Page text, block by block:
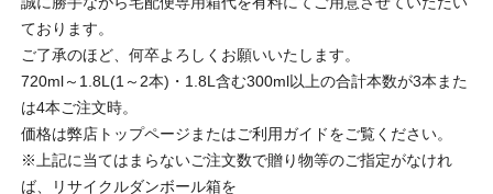
ております。
ご了承のほど、何卒よろしくお願いいたします。
720ml～1.8L(1～2本)・1.8L含む300ml以上の合計本数が3本また
は4本ご注文時。
価格は弊店トップページまたはご利用ガイドをご覧ください。
※上記に当てはまらないご注文数で贈り物等のご指定がなけれ
ば、リサイクルダンボール箱を